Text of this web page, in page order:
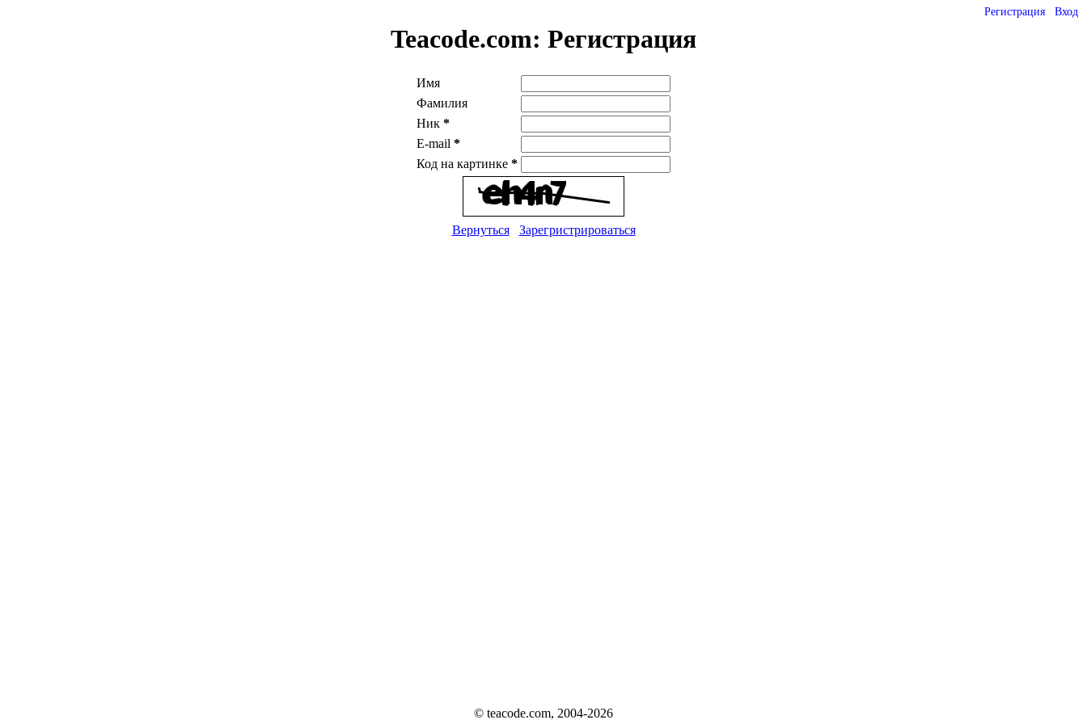
Регистрация Вход
Teacode.com: Регистрация
Имя
Фамилия
Ник *
E-mail *
Код на картинке *
Вернуться Зарегристрироваться
© teacode.com, 2004-2026